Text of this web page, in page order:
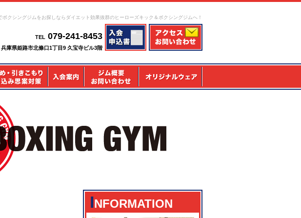
ボクシングジムをお探しならダイエット効果抜群のヒーローズキック＆ボクシングジムへ！
TEL 079-241-8453
兵庫県姫路市北條口1丁目9 久宝寺ビル3階
INFORMATION